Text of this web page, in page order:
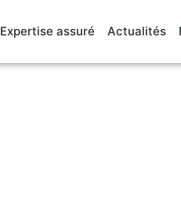
Expertise assuré Actualités